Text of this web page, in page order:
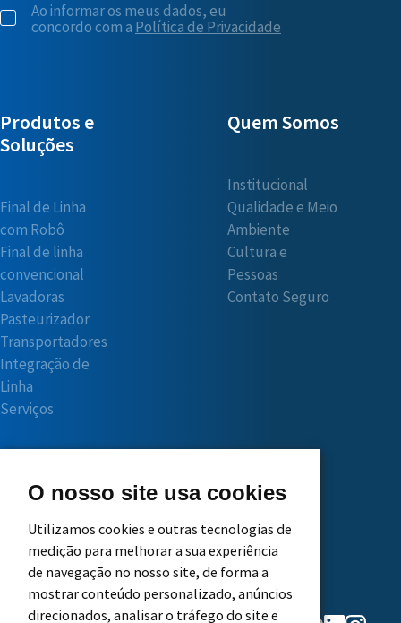
O nosso site usa cookies
Utilizamos cookies e outras tecnologias de
medição para melhorar a sua experiência
de navegação no nosso site, de forma a
mostrar conteúdo personalizado, anúncios
direcionados, analisar o tráfego do site e
Ao informar os meus dados, eu
concordo com a Política de Privacidade
Produtos e
Soluções
Final de Linha
com Robô
Final de linha
convencional
Lavadoras
Pasteurizador
Transportadores
Integração de
Linha
Serviços
Quem Somos
Institucional
Qualidade e Meio
Ambiente
Cultura e
Pessoas
Contato Seguro
Cliente
Solicite
Orçamento
Assistência
Conosco
Principais
Benefícios
Etapas do